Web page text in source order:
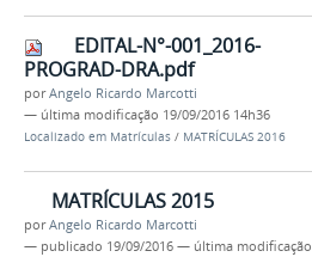
EDITAL-N°-001_2016-
PROGRAD-DRA.pdf
porAngelo Ricardo Marcotti
— última modificação 19/09/2016 14h36
Localizado em Matrículas / MATRÍCULAS 2016
MATRÍCULAS 2015
porAngelo Ricardo Marcotti
— publicado 19/09/2016 — última modificação